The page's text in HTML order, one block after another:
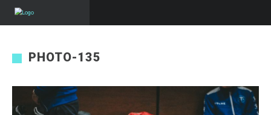
PHOTO-135